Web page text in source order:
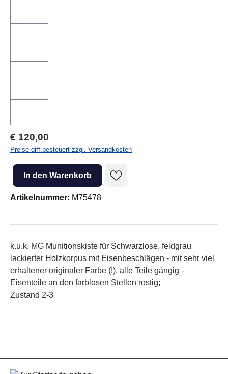
Regulärer Preis:
€ 120,00
Preise diff.besteuert zzgl. Versandkosten
Produkt Anzahl: Gib den gewünschten Wert ein oder benutze die
In den Warenkorb
Artikelnummer: M75478
k.u.k. MG Munitionskiste für Schwarzlose, feldgrau
lackierter Holzkorpus mit Eisenbeschlägen - mit sehr viel
erhaltener originaler Farbe (!), alle Teile gängig -
Eisenteile an den farblosen Stellen rostig;
Zustand 2-3